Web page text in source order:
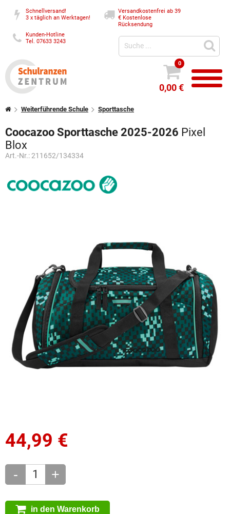
Schnellversand!
3 x täglich an Werktagen!
Versandkostenfrei ab 39
€Kostenlose
Rücksendung
Kunden-Hotline
Tel. 07633 3243
0
0,00 €
Weiterführende Schule Sporttasche
Coocazoo Sporttasche 2025-2026 Pixel
Blox
Art.-Nr.:211652/134334
44,99 €
- +
in den Warenkorb